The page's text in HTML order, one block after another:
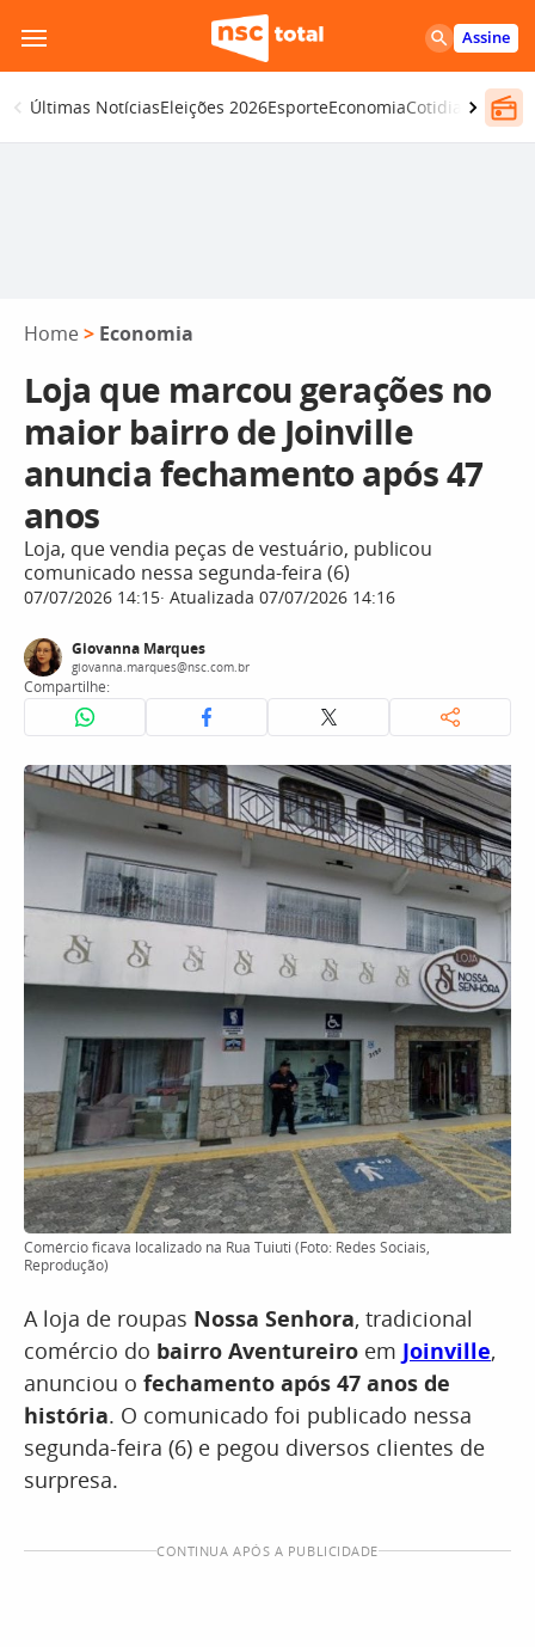
para
o
conteúdo
Assine
Últimas NotíciasEleições 2026EsporteEconomiaCotidiano
Home > Economia
Loja que marcou gerações no
maior bairro de Joinville
anuncia fechamento após 47
anos
Loja, que vendia peças de vestuário, publicou
comunicado nessa segunda-feira (6)
07/07/2026 14:15 Atualizada 07/07/2026 14:16
Giovanna Marques
giovanna.marques@nsc.com.br
Compartilhe:
Comércio ficava localizado na Rua Tuiuti (Foto: Redes Sociais,
Reprodução)
A loja de roupas Nossa Senhora, tradicional
comércio do bairro Aventureiro em Joinville,
anunciou o fechamento após 47 anos de
história. O comunicado foi publicado nessa
segunda-feira (6) e pegou diversos clientes de
surpresa.
CONTINUA APÓS A PUBLICIDADE